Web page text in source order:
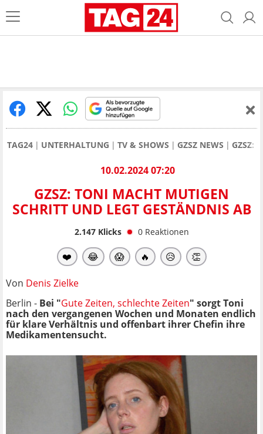
TAG24 UNTERHALTUNG TV & SHOWS GZSZ NEWS GZSZ:
10.02.2024 07:20
GZSZ: TONI MACHT MUTIGEN
SCHRITT UND LEGT GESTÄNDNIS AB
2.147Klicks 0 Reaktionen
❤️ 😂 😱 🔥 😥 👏
Von Denis Zielke
Berlin - Bei "Gute Zeiten, schlechte Zeiten" sorgt Toni
nach den vergangenen Wochen und Monaten endlich
für klare Verhältnis und offenbart ihrer Chefin ihre
Medikamentensucht.